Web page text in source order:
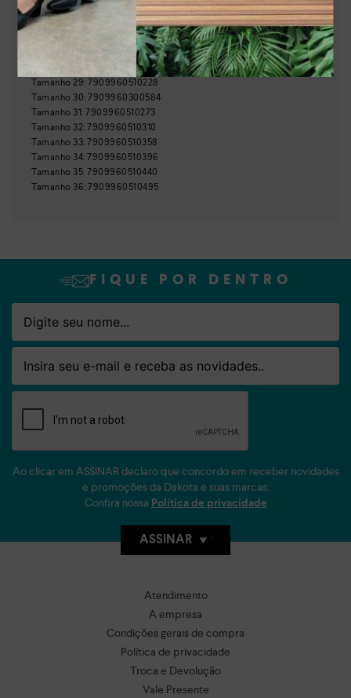
Nome
Email
NCM:64029990
GTIN:
Tamanho
7909960510099
7909960510136
7909960510174
Tamanho 29:7909960510228
Tamanho 30:7909960300584
Tamanho 31:7909960510273
Tamanho 32:7909960510310
Tamanho 33:7909960510358
Tamanho 34:7909960510396
Tamanho 35:7909960510440
Tamanho 36:7909960510495
FIQUE POR DENTRO
Nome
Email
Ao clicar em ASSINAR declaro que concordo em receber novidades
e promoções da Dakota e suas marcas.
Confira nossa Política de privacidade
ASSINAR
Atendimento
A empresa
Condições gerais de compra
Política de privacidade
Troca e Devolução
Vale Presente